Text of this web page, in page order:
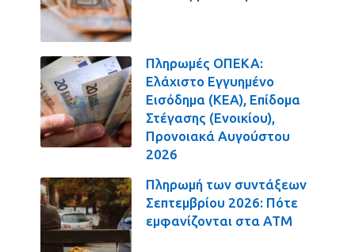
Πληρωμές ΟΠΕΚΑ:
Ελάχιστο Εγγυημένο
Εισόδημα (ΚΕΑ), Επίδομα
Στέγασης (Ενοικίου),
Προνοιακά Αυγούστου
2026
Πληρωμή των συντάξεων
Σεπτεμβρίου 2026: Πότε
εμφανίζονται στα ΑΤΜ